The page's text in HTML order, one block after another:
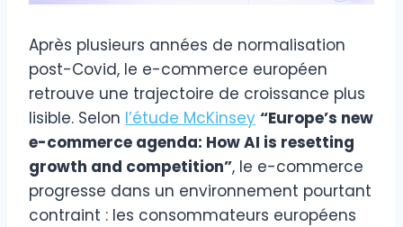
Après plusieurs années de normalisation
post-Covid, le e-commerce européen
retrouve une trajectoire de croissance plus
lisible. Selon l’étude McKinsey “Europe’s new
e-commerce agenda: How AI is resetting
growth and competition”, le e-commerce
progresse dans un environnement pourtant
contraint : les consommateurs européens